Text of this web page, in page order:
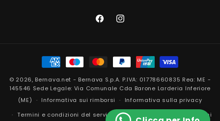
FacebookInstagram
Metodi
di
pagamento
© 2026, Bernava.net - Bernava S.p.A. P.IVA: 01778660835 Rea: ME -
145546 Sede Legale: Via Comunale Cda Barone Larderia Inferiore
(ME)
Informativa sui rimborsi
Informativa sulla privacy
Termini e condizioni del servizio
Informativa sulle spedizioni